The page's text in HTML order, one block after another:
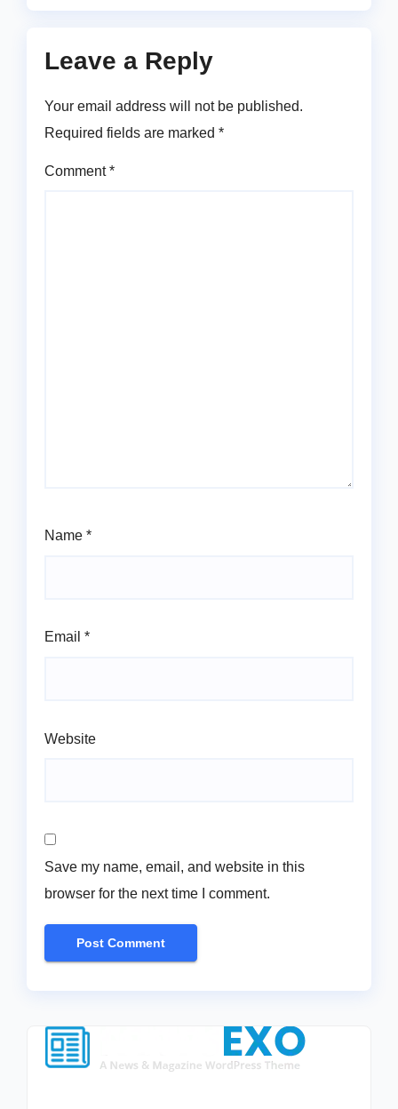
Leave a Reply
Your email address will not be published.
Required fields are marked *
Comment*
Name *
Email *
Website
Save my name, email, and website in this
browser for the next time I comment.